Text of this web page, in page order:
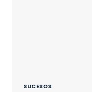
SUCESOS